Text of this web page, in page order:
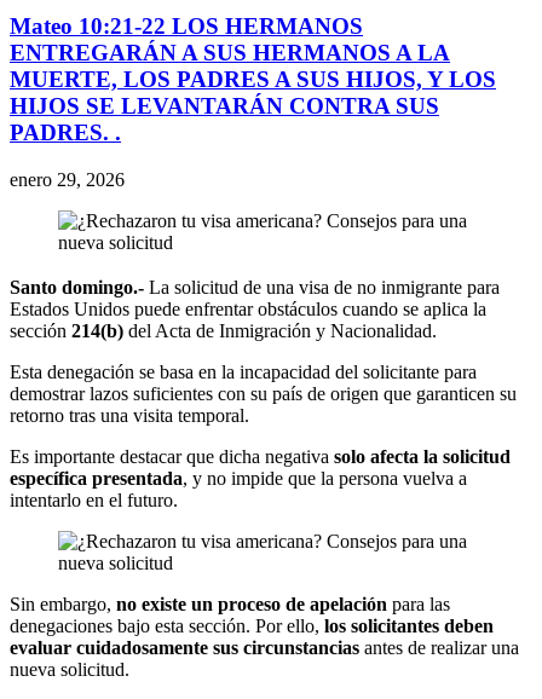
Mateo 10:21-22 LOS HERMANOS
ENTREGARÁN A SUS HERMANOS A LA
MUERTE, LOS PADRES A SUS HIJOS, Y LOS
HIJOS SE LEVANTARÁN CONTRA SUS
PADRES. .
enero 29, 2026
Santo domingo.- La solicitud de una visa de no inmigrante para
Estados Unidos puede enfrentar obstáculos cuando se aplica la
sección 214(b) del Acta de Inmigración y Nacionalidad.
Esta denegación se basa en la incapacidad del solicitante para
demostrar lazos suficientes con su país de origen que garanticen su
retorno tras una visita temporal.
Es importante destacar que dicha negativa solo afecta la solicitud
específica presentada, y no impide que la persona vuelva a
intentarlo en el futuro.
Sin embargo, no existe un proceso de apelación para las
denegaciones bajo esta sección. Por ello, los solicitantes deben
evaluar cuidadosamente sus circunstancias antes de realizar una
nueva solicitud.